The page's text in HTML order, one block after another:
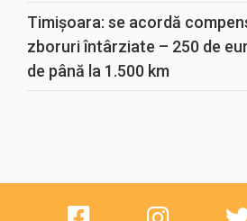
Timișoara: se acordă
zboruri întârziate – 250 de
de până la 1.500 km